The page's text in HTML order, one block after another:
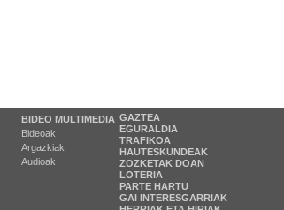
BIDEO MULTIMEDIA
Bideoak
Argazkiak
Audioak
GAZTEA
EGURALDIA
TRAFIKOA
HAUTESKUNDEAK
ZOZKETAK DOAN
LOTERIA
PARTE HARTU
GAI INTERESGARRIAK